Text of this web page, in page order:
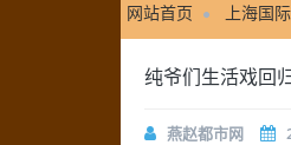
网站首页 上海国
纯爷们生活戏回
燕赵都市网